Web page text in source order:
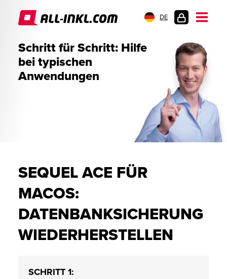
DE
Schritt für Schritt: Hilfe
bei typischen
Anwendungen
SEQUEL ACE FÜR
MACOS:
DATENBANKSICHERUNG
WIEDERHERSTELLEN
SCHRITT 1: